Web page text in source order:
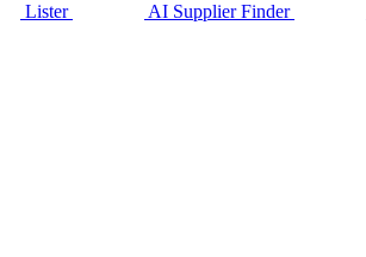
Lister AI Supplier Finder